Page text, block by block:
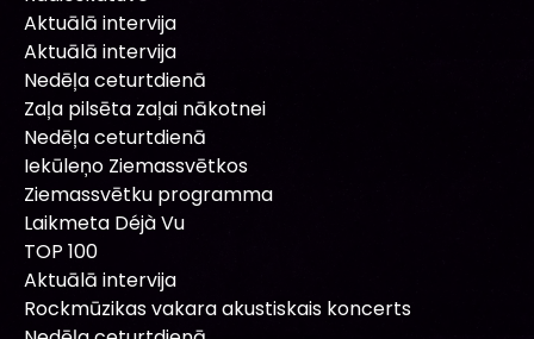
Aktuālā intervija
Aktuālā intervija
Nedēļa ceturtdienā
Zaļa pilsēta zaļai nākotnei
Nedēļa ceturtdienā
Iekūleņo Ziemassvētkos
Ziemassvētku programma
Laikmeta Déjà Vu
TOP 100
Aktuālā intervija
Rockmūzikas vakara akustiskais koncerts